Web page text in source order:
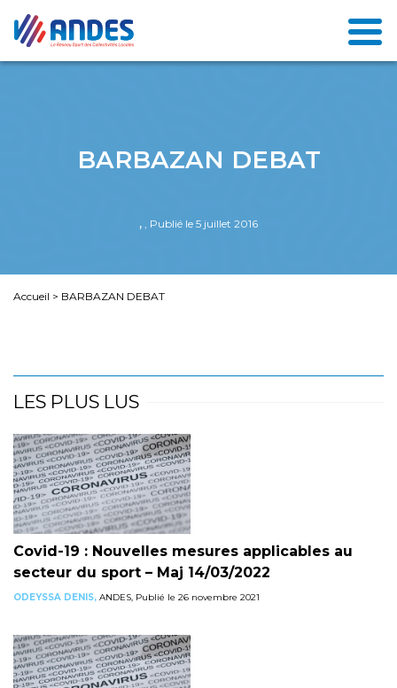
BARBAZAN DEBAT
, , Publié le 5 juillet 2016
Accueil > BARBAZAN DEBAT
LES PLUS LUS
Covid-19 : Nouvelles mesures applicables au
secteur du sport – Maj 14/03/2022
ODEYSSA DENIS, ANDES, Publié le 26 novembre 2021